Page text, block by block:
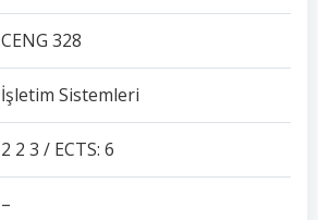
CENG 328
İşletim Sistemleri
2 2 3 / ECTS: 6
–